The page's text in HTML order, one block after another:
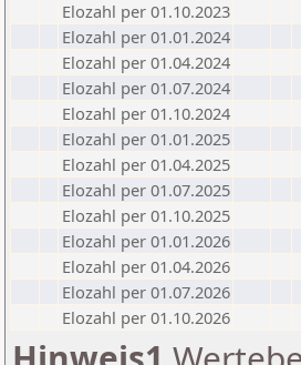
Elozahl per 01.10.2023
Elozahl per 01.01.2024
Elozahl per 01.04.2024
Elozahl per 01.07.2024
Elozahl per 01.10.2024
Elozahl per 01.01.2025
Elozahl per 01.04.2025
Elozahl per 01.07.2025
Elozahl per 01.10.2025
Elozahl per 01.01.2026
Elozahl per 01.04.2026
Elozahl per 01.07.2026
Elozahl per 01.10.2026